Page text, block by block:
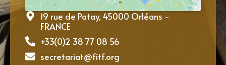
19 rue de Patay, 45000 Orléans -
FRANCE
+33(0)2 38 77 08 56
secretariat@fitf.org